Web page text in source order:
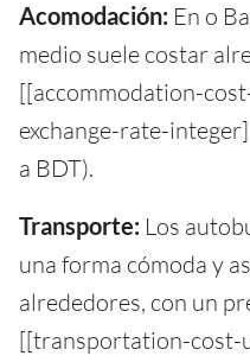
Acomodación: En o
medio suele costar
[[accommodation-
exchange-rate-
a BDT).
Transporte: Los
una forma cómoda y
alrededores, con un
[[transportation-cost-